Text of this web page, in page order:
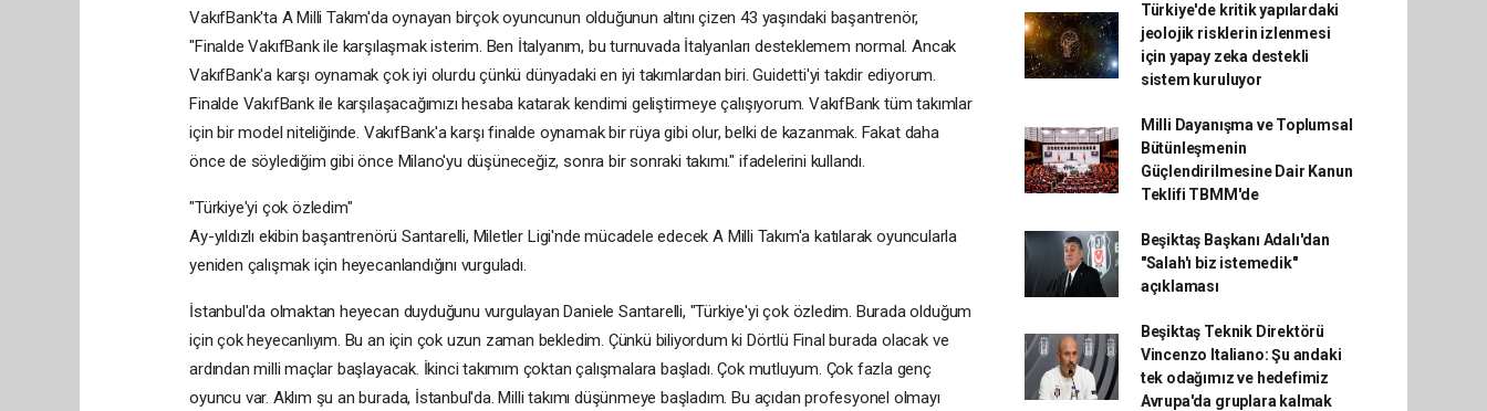
VakıfBank'ta A Milli Takım'da oynayan birçok oyuncunun olduğunun altını çizen 43 yaşındaki başantrenör,
"Finalde VakıfBank ile karşılaşmak isterim. Ben İtalyanım, bu turnuvada İtalyanları desteklemem normal. Ancak
VakıfBank'a karşı oynamak çok iyi olurdu çünkü dünyadaki en iyi takımlardan biri. Guidetti'yi takdir ediyorum.
Finalde VakıfBank ile karşılaşacağımızı hesaba katarak kendimi geliştirmeye çalışıyorum. VakıfBank tüm takımlar
için bir model niteliğinde. VakıfBank'a karşı finalde oynamak bir rüya gibi olur, belki de kazanmak. Fakat daha
önce de söylediğim gibi önce Milano'yu düşüneceğiz, sonra bir sonraki takımı." ifadelerini kullandı.
"Türkiye'yi çok özledim"
Ay-yıldızlı ekibin başantrenörü Santarelli, Miletler Ligi'nde mücadele edecek A Milli Takım'a katılarak oyuncularla
yeniden çalışmak için heyecanlandığını vurguladı.
İstanbul'da olmaktan heyecan duyduğunu vurgulayan Daniele Santarelli, "Türkiye'yi çok özledim. Burada olduğum
için çok heyecanlıyım. Bu an için çok uzun zaman bekledim. Çünkü biliyordum ki Dörtlü Final burada olacak ve
ardından milli maçlar başlayacak. İkinci takımım çoktan çalışmalara başladı. Çok mutluyum. Çok fazla genç
oyuncu var. Aklım şu an burada, İstanbul'da. Milli takımı düşünmeye başladım. Bu açıdan profesyonel olmayı
Türkiye'de kritik yapılardaki
jeolojik risklerin izlenmesi
için yapay zeka destekli
sistem kuruluyor
Milli Dayanışma ve Toplumsal
Bütünleşmenin
Güçlendirilmesine Dair Kanun
Teklifi TBMM'de
Beşiktaş Başkanı Adalı'dan
"Salah'ı biz istemedik"
açıklaması
Beşiktaş Teknik Direktörü
Vincenzo Italiano: Şu andaki
tek odağımız ve hedefimiz
Avrupa'da gruplara kalmak